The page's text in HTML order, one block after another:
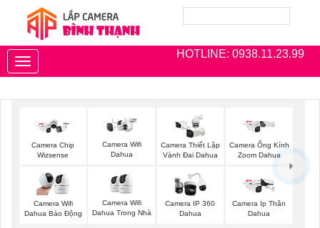
HOTLINE: 0938.11.23.99
Toggle
navigation
Camera Chip
Wizsense
Camera Wifi
Dahua
Camera Thiết Lập
Vành Đai Dahua
Camera Ống Kính
Zoom Dahua
Camera Wifi
Dahua Báo Động
Camera Wifi
Dahua Trong Nhà
Camera IP 360
Dahua
Camera Ip Thân
Dahua